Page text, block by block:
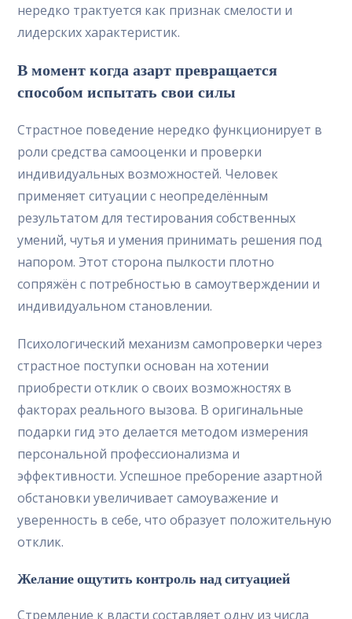
нередко трактуется как признак смелости и
лидерских характеристик.
В момент когда азарт превращается
способом испытать свои силы
Страстное поведение нередко функционирует в
роли средства самооценки и проверки
индивидуальных возможностей. Человек
применяет ситуации с неопределённым
результатом для тестирования собственных
умений, чутья и умения принимать решения под
напором. Этот сторона пылкости плотно
сопряжён с потребностью в самоутверждении и
индивидуальном становлении.
Психологический механизм самопроверки через
страстное поступки основан на хотении
приобрести отклик о своих возможностях в
факторах реального вызова. В оригинальные
подарки гид это делается методом измерения
персональной профессионализма и
эффективности. Успешное преборение азартной
обстановки увеличивает самоуважение и
уверенность в себе, что образует положительную
отклик.
Желание ощутить контроль над ситуацией
Стремление к власти составляет одну из числа